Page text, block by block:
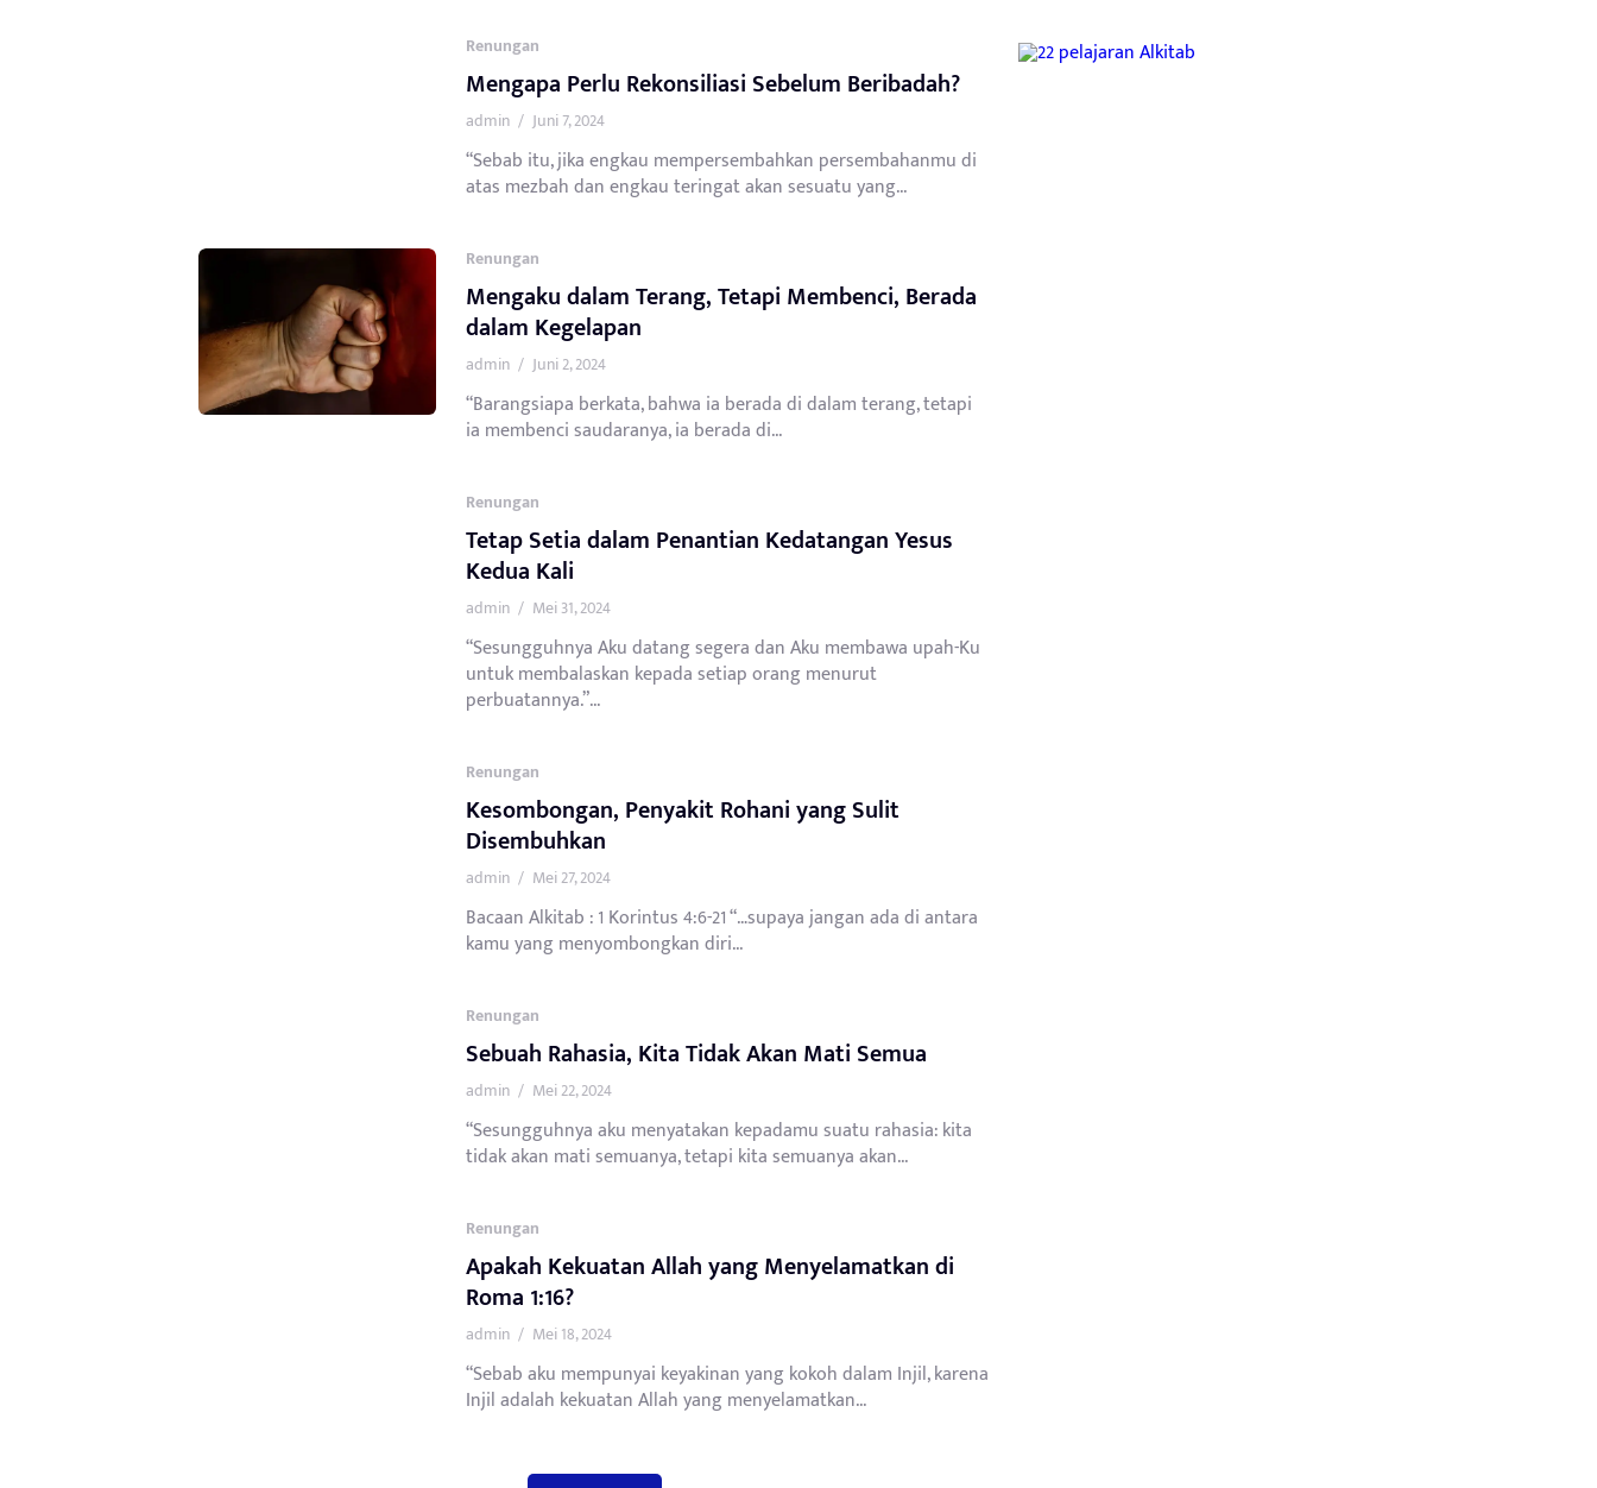
Renungan
Mengapa Perlu Rekonsiliasi Sebelum Beribadah?
admin / Juni 7, 2024
“Sebab itu, jika engkau mempersembahkan persembahanmu di
atas mezbah dan engkau teringat akan sesuatu yang...
Renungan
Mengaku dalam Terang, Tetapi Membenci, Berada
dalam Kegelapan
admin / Juni 2, 2024
“Barangsiapa berkata, bahwa ia berada di dalam terang, tetapi
ia membenci saudaranya, ia berada di...
Renungan
Tetap Setia dalam Penantian Kedatangan Yesus
Kedua Kali
admin / Mei 31, 2024
“Sesungguhnya Aku datang segera dan Aku membawa upah-Ku
untuk membalaskan kepada setiap orang menurut
perbuatannya.”...
Renungan
Kesombongan, Penyakit Rohani yang Sulit
Disembuhkan
admin / Mei 27, 2024
Bacaan Alkitab : 1 Korintus 4:6-21 “…supaya jangan ada di antara
kamu yang menyombongkan diri...
Renungan
Sebuah Rahasia, Kita Tidak Akan Mati Semua
admin / Mei 22, 2024
“Sesungguhnya aku menyatakan kepadamu suatu rahasia: kita
tidak akan mati semuanya, tetapi kita semuanya akan...
Renungan
Apakah Kekuatan Allah yang Menyelamatkan di
Roma 1:16?
admin / Mei 18, 2024
“Sebab aku mempunyai keyakinan yang kokoh dalam Injil, karena
Injil adalah kekuatan Allah yang menyelamatkan...